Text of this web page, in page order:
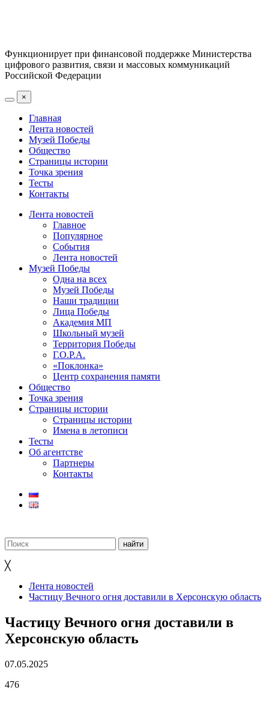
Функционирует при финансовой поддержке Министерства
цифрового развития, связи и массовых коммуникаций
Российской Федерации
×
Главная
Лента новостей
Музей Победы
Общество
Страницы истории
Точка зрения
Тесты
Контакты
Лента новостей
Главное
Популярное
События
Лента новостей
Музей Победы
Одна на всех
Музей Победы
Наши традиции
Лица Победы
Академия МП
Школьный музей
Территория Победы
Г.О.Р.А.
«Поклонка»
Центр сохранения памяти
Общество
Точка зрения
Страницы истории
Страницы истории
Имена в летописи
Тесты
Об агентстве
Партнеры
Контакты
╳
Лента новостей
Частицу Вечного огня доставили в Херсонскую область
Частицу Вечного огня доставили в
Херсонскую область
07.05.2025
476